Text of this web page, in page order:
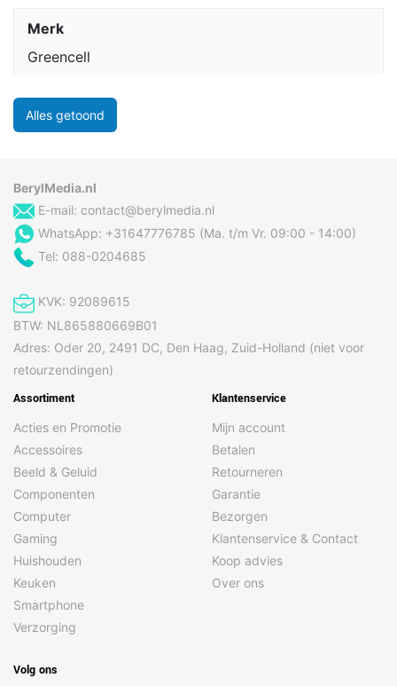
Merk
Greencell
Alles getoond
BerylMedia.nl
E-mail: contact@berylmedia.nl
WhatsApp: +31647776785 (Ma. t/m Vr. 09:00 - 14:00)
Tel: 088-0204685
KVK: 92089615
BTW: NL865880669B01
Adres: Oder 20, 2491 DC, Den Haag, Zuid-Holland (niet voor
retourzendingen)
Assortiment
Acties en Promotie
Accessoires
Beeld & Geluid
Componenten
Computer
Gaming
Huishouden
Keuken
Smartphone
Verzorging
Klantenservice
Mijn account
Betalen
Retourneren
Garantie
Bezorgen
Klantenservice & Contact
Koop advies
Over ons
Volg ons